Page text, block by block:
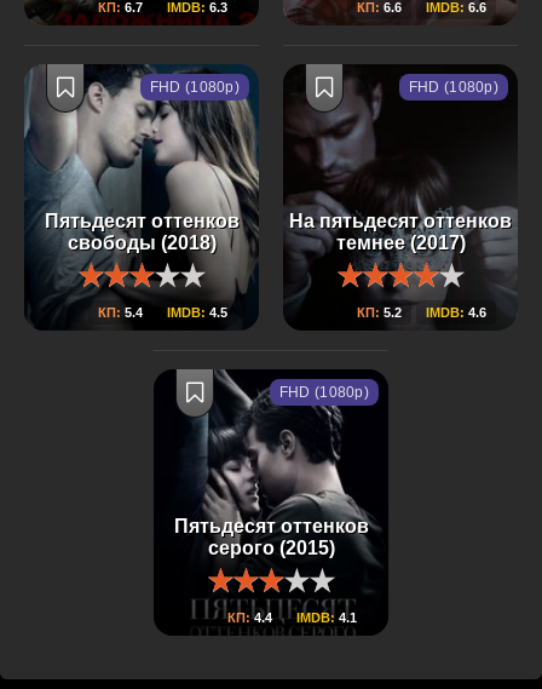
КП: 6.7 IMDB: 6.3 КП: 6.6 IMDB: 6.6
Пятьдесят оттенков
свободы (2018)
КП: 5.4 IMDB: 4.5
FHD (1080p)
На пятьдесят оттенков
темнее (2017)
КП: 5.2 IMDB: 4.6
FHD (1080p)
Пятьдесят оттенков
серого (2015)
КП:4.4 IMDB: 4.1
FHD (1080p)